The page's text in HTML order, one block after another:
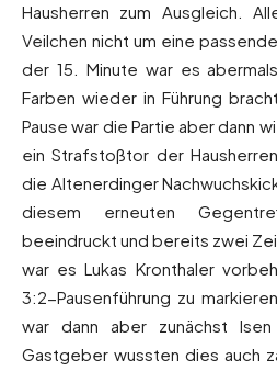
Hausherren zum Ausgleich.
Veilchen nicht um eine
der 15. Minute war es
Farben wieder in Führung
Pause war die Partie aber dann
ein Strafstoßtor der
die Altenerdinger
diesem erneuten
beeindruckt und bereits zwei
war es Lukas Kronthaler
3:2-Pausenführung zu
war dann aber zunächst
Gastgeber wussten dies auch